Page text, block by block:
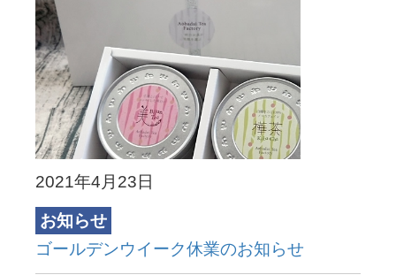
2021年4月23日
お知らせ
ゴールデンウイーク休業のお知らせ